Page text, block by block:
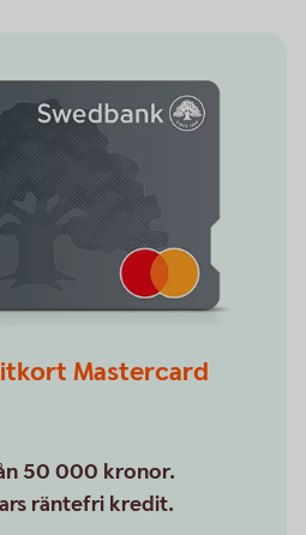
Mastercard
50 000 kronor.
räntefri kredit.